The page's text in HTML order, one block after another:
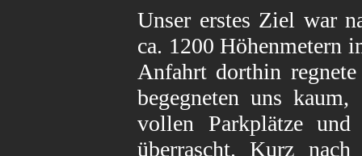
Unser erstes Ziel war
ca. 1200 Höhenmetern
Anfahrt dorthin
begegneten uns
vollen Parkplätze
überrascht. Kurz